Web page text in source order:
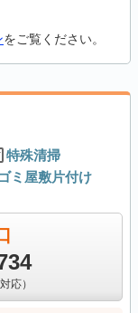
をご覧ください。
特殊清掃
ミ屋敷片付け
応）